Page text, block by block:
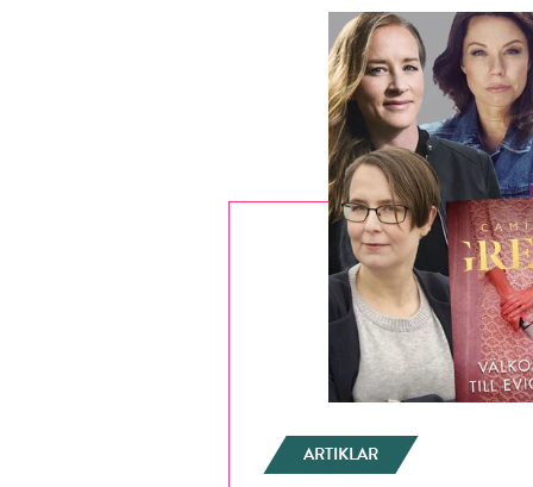
ARTIKLAR